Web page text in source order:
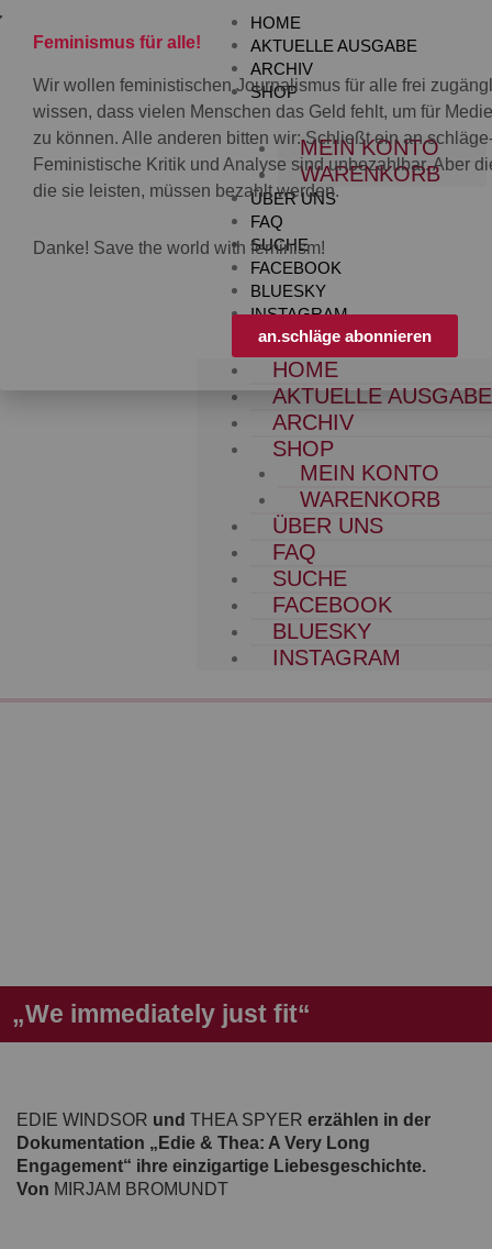
Inhalt
HOME
AKTUELLE AUSGABE
ARCHIV
SHOP
MEIN KONTO
WARENKORB
ÜBER UNS
FAQ
SUCHE
FACEBOOK
BLUESKY
INSTAGRAM
HOME
AKTUELLE AUSGABE
ARCHIV
SHOP
MEIN KONTO
WARENKORB
ÜBER UNS
FAQ
SUCHE
FACEBOOK
BLUESKY
INSTAGRAM
„We immediately just fit“
EDIE WINDSOR und THEA SPYER erzählen in der
Dokumentation „Edie & Thea: A Very Long
Engagement“ ihre einzigartige Liebesgeschichte.
Von MIRJAM BROMUNDT
Feminismus für alle!
Wir wollen feministischen Journalismus für alle frei
wissen, dass vielen Menschen das Geld fehlt, um für
zu können. Alle anderen bitten wir: Schließt ein
Feministische Kritik und Analyse sind unbezahlbar. Aber
die sie leisten, müssen bezahlt werden.
Danke! Save the world with feminism!
an.schläge abonnieren